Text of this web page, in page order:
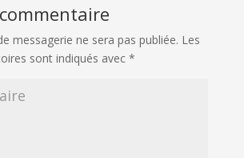
messagerie ne sera pas publiée. Les
sont indiqués avec *